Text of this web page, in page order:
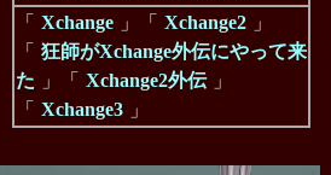
「
Xchange 」「 Xchange2 」
「
狂師がXchange外伝にやって来
た
」「 Xchange2外伝 」
「
Xchange3 」